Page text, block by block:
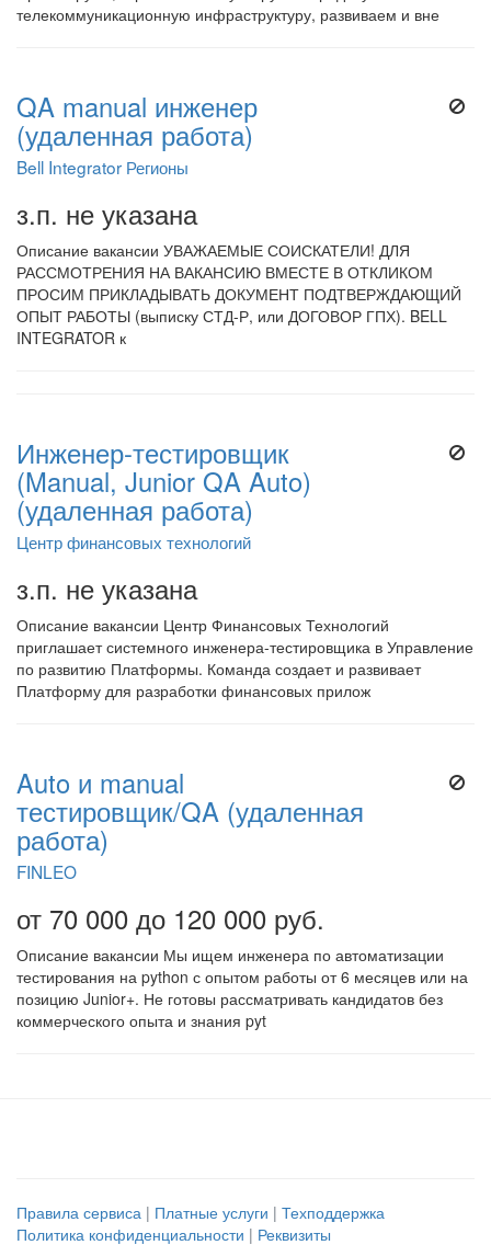
телекоммуникационную инфраструктуру, развиваем и вне
QA manual инженер
(удаленная работа)
Bell Integrator Регионы
з.п. не указана
Описание вакансии УВАЖАЕМЫЕ СОИСКАТЕЛИ! ДЛЯ
РАССМОТРЕНИЯ НА ВАКАНСИЮ ВМЕСТЕ В ОТКЛИКОМ
ПРОСИМ ПРИКЛАДЫВАТЬ ДОКУМЕНТ ПОДТВЕРЖДАЮЩИЙ
ОПЫТ РАБОТЫ (выписку СТД-Р, или ДОГОВОР ГПХ). BELL
INTEGRATOR к
Инженер-тестировщик
(Manual, Junior QA Auto)
(удаленная работа)
Центр финансовых технологий
з.п. не указана
Описание вакансии Центр Финансовых Технологий
приглашает системного инженера-тестировщика в Управление
по развитию Платформы. Команда создает и развивает
Платформу для разработки финансовых прилож
Auto и manual
тестировщик/QA (удаленная
работа)
FINLEO
от 70 000 до 120 000 руб.
Описание вакансии Мы ищем инженера по автоматизации
тестирования на python с опытом работы от 6 месяцев или на
позицию Junior+. Не готовы рассматривать кандидатов без
коммерческого опыта и знания pyt
Правила сервиса | Платные услуги | Техподдержка
Политика конфиденциальности | Реквизиты